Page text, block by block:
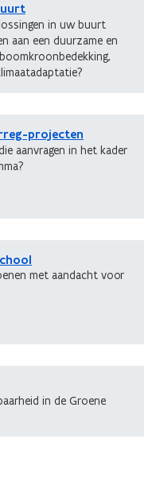
in uw buurt
aan een duurzame en
projecten
aanvragen in het kader
met aandacht voor
in de Groene